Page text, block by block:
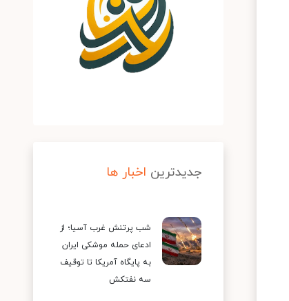
جدیدترین اخبار ها
شب پرتنش غرب آسیا؛ از
ادعای حمله موشکی ایران
به پایگاه آمریکا تا توقیف
سه نفتکش